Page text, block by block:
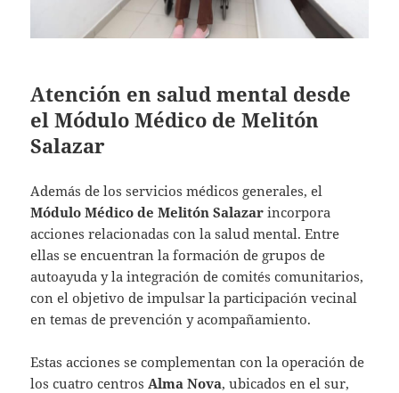
Atención en salud mental desde
el Módulo Médico de Melitón
Salazar
Además de los servicios médicos generales, el
Módulo Médico de Melitón Salazar incorpora
acciones relacionadas con la salud mental. Entre
ellas se encuentran la formación de grupos de
autoayuda y la integración de comités comunitarios,
con el objetivo de impulsar la participación vecinal
en temas de prevención y acompañamiento.
Estas acciones se complementan con la operación de
los cuatro centros Alma Nova, ubicados en el sur,